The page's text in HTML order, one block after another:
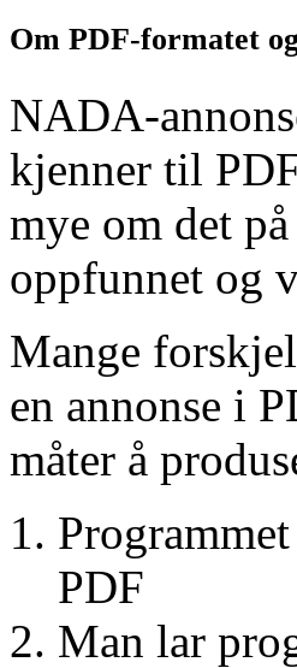
Om PDF-formatet
NADA-
kjenner til
mye om det
oppfunnet og
Mange
en annonse i
måter å
PDF
Man lar